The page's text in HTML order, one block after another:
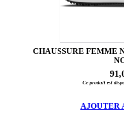
CHAUSSURE FEMME
Ce produit est
AJOUTER